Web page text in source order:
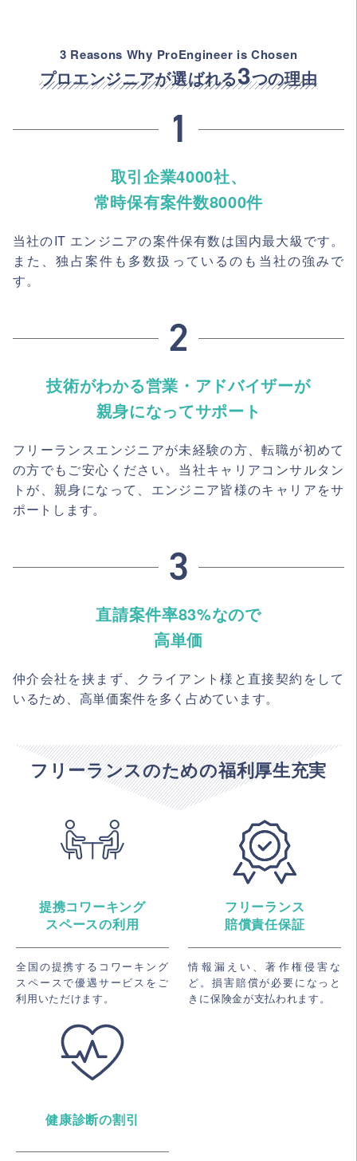
3 Reasons Why ProEngineer is Chosen
プロエンジニアが選ばれる3つの理由
取引企業4000社、
常時保有案件数8000件
当社のIT エンジニアの案件保有数は国内最大級です。
また、独占案件も多数扱っているのも当社の強みで
す。
技術がわかる営業・アドバイザーが
親身になってサポート
フリーランスエンジニアが未経験の方、転職が初めて
の方でもご安心ください。当社キャリアコンサルタン
トが、親身になって、エンジニア皆様のキャリアをサ
ポートします。
直請案件率83%なので
高単価
仲介会社を挟まず、クライアント様と直接契約をして
いるため、高単価案件を多く占めています。
フリーランスのための福利厚生充実
提携コワーキング
スペースの利用
全国の提携するコワーキング
スペースで優遇サービスをご
利用いただけます。
フリーランス
賠償責任保証
情報漏えい、著作権侵害な
ど。損害賠償が必要になっと
きに保険金が支払われます。
健康診断の割引